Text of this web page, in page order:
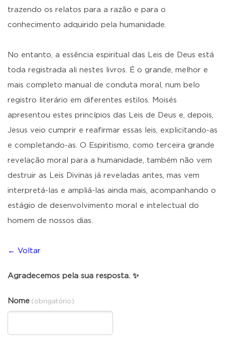
trazendo os relatos para a razão e para o
conhecimento adquirido pela humanidade.
No entanto, a essência espiritual das Leis de Deus está
toda registrada ali nestes livros. É o grande, melhor e
mais completo manual de conduta moral, num belo
registro literário em diferentes estilos. Moisés
apresentou estes princípios das Leis de Deus e, depois,
Jesus veio cumprir e reafirmar essas leis, explicitando-as
e completando-as. O Espiritismo, como terceira grande
revelação moral para a humanidade, também não vem
destruir as Leis Divinas já reveladas antes, mas vem
interpretá-las e ampliá-las ainda mais, acompanhando o
estágio de desenvolvimento moral e intelectual do
homem de nossos dias.
← Voltar
Agradecemos pela sua resposta. ✨
Nome (obrigatório)